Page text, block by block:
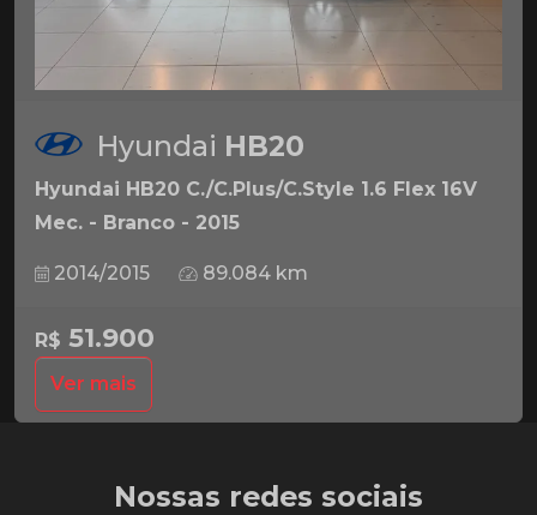
Hyundai HB20
Hyundai HB20 C./C.Plus/C.Style 1.6 Flex 16V
Mec. - Branco - 2015
2014/2015 89.084 km
R$ 51.900
Ver mais
Nossas redes sociais